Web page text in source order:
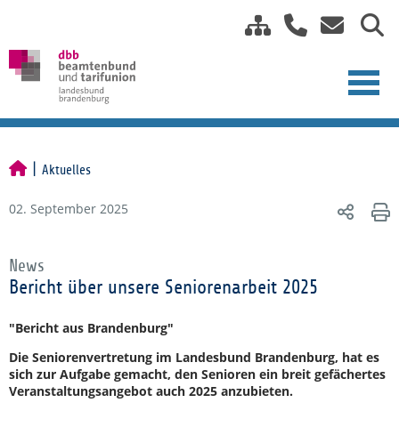
Aktuelles
02. September 2025
News
Bericht über unsere Seniorenarbeit 2025
"Bericht aus Brandenburg"
Die Seniorenvertretung im Landesbund Brandenburg, hat es
sich zur Aufgabe gemacht, den Senioren ein breit gefächertes
Veranstaltungsangebot auch 2025 anzubieten.